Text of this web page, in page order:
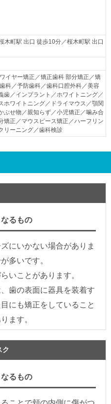
木町駅 出口 徒歩10分／桜木町駅 出口
イヤー矯正／矯正歯科 部分矯正／矯
科／予防歯科／歯科口腔外科／美容
歯／インプラント／ホワイトニング／
ホワイトニング／ドライマウス／顎関
ぶせ物／親知らず／小児矯正／噛み合
矯正／マウスピース矯正／ハーフリン
リーニング／歯科検診